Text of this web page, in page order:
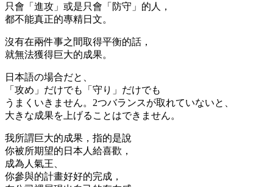
只會「進攻」或是只會「防守」的人，
都不能真正的專精日文。
沒有在兩件事之間取得平衡的話，
就無法獲得巨大的成果。
日本語の場合だと、
「攻め」だけでも「守り」だけでも
うまくいきません。2つバランスが取れていないと、
大きな成果を上げることはできません。
我所謂巨大的成果，指的是說
你被所期望的日本人給喜歡，
成為人氣王、
你參與的計畫好好的完成，